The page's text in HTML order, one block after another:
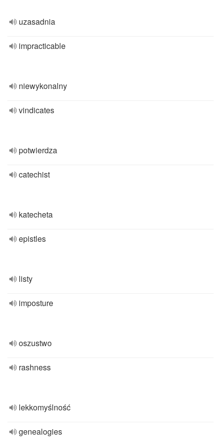
uzasadnia
impracticable
niewykonalny
vindicates
potwierdza
catechist
katecheta
epistles
listy
imposture
oszustwo
rashness
lekkomyślność
genealogies